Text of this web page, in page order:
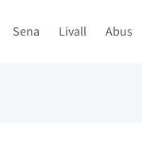
Sena Livall Abus